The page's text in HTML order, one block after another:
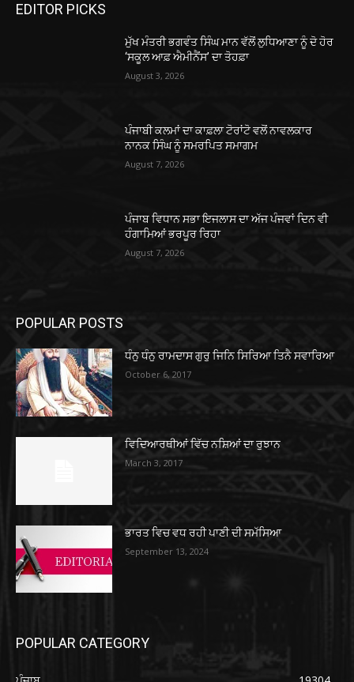
EDITOR PICKS
ਮੁੱਖ ਮੰਤਰੀ ਭਗਵੰਤ ਸਿੰਘ ਮਾਨ ਵੱਲੋਂ ਲੁਧਿਆਣਾ ਨੂੰ ਦੋ ਹੋਰ
‘ਸਕੂਲ ਆਫ਼ ਐਮੀਨੈਂਸ’ ਦਾ ਤੋਹਫ਼ਾ
August 3, 2026
ਪੰਜਾਬੀ ਕਲਮਾਂ ਦਾ ਕਾਫ਼ਲਾ ਟੋਰਾਂਟੋ ਵਲੋਂ ਨਾਵਲਕਾਰ
ਨਾਨਕ ਸਿੰਘ ਨੂੰ ਸਮਰਪਿਤ ਸਮਾਗਮ
August 7, 2026
ਪੰਜਾਬ ਵਿਧਾਨ ਸਭਾ ਇਜਲਾਸ ਦਾ ਅੱਜ ਪੰਜਵਾਂ ਦਿਨ ਵੀ
ਹੰਗਾਮਿਆਂ ਭਰਪੂਰ ਰਿਹਾ
August 7, 2026
POPULAR POSTS
ਧੰਨੁ ਧੰਨੁ ਰਾਮਦਾਸ ਗੁਰੁ ਜਿਨਿ ਸਿਰਿਆ ਤਿਨੈ ਸਵਾਰਿਆ
October 6, 2017
ਵਿਦਿਆਰਥੀਆਂ ਵਿੱਚ ਨਸ਼ਿਆਂ ਦਾ ਰੁਝਾਨ
March 3, 2017
ਭਾਰਤ ਵਿਚ ਵਧ ਰਹੀ ਪਾਣੀ ਦੀ ਸਮੱਸਿਆ
September 13, 2024
POPULAR CATEGORY